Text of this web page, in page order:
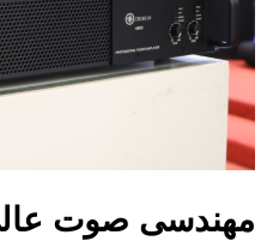
مهندسی صوت